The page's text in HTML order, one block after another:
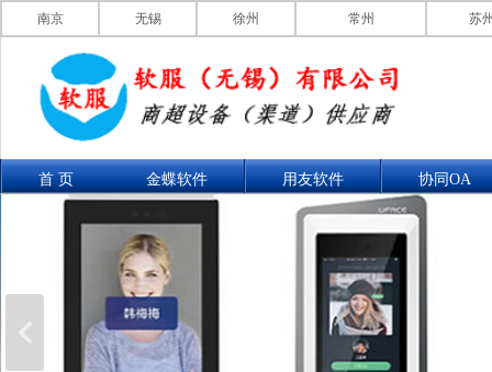
南京 无锡 徐州 常州 苏
首 页 金蝶软件 用友软件 协同OA